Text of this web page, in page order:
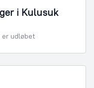
i Kulusuk
er udløbet